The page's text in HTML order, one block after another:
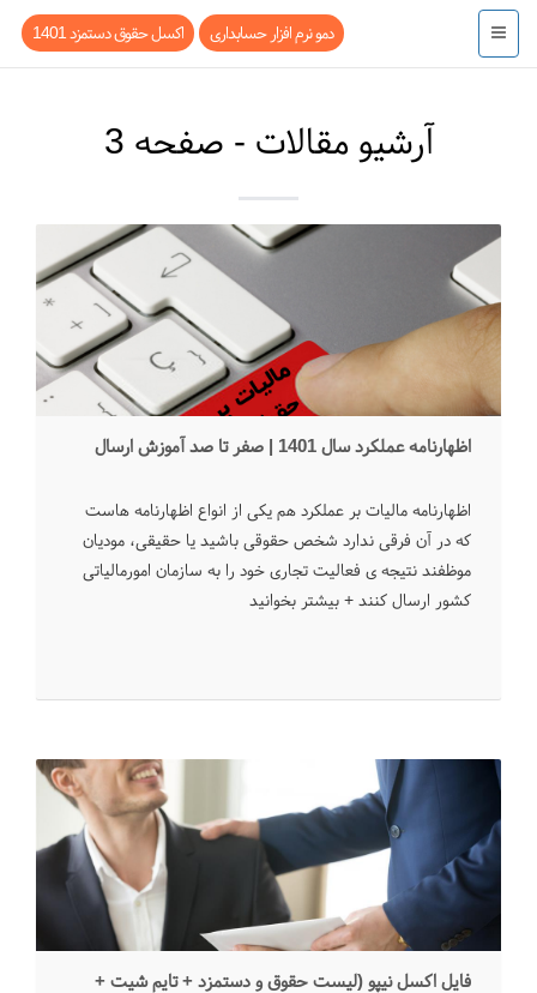
دمو نرم افزار حسابداری اکسل حقوق دستمزد 1401
آرشیو مقالات - صفحه 3
اظهارنامه عملکرد سال 1401 | صفر تا صد آموزش ارسال
اظهارنامه مالیات بر عملکرد هم یکی از انواع اظهارنامه هاست
که در آن فرقی ندارد شخص حقوقی باشید یا حقیقی، مودیان
موظفند نتیجه ی فعالیت تجاری خود را به سازمان امورمالیاتی
کشور ارسال کنند + بیشتر بخوانید
فایل اکسل نیپو (لیست حقوق و دستمزد + تایم شیت +